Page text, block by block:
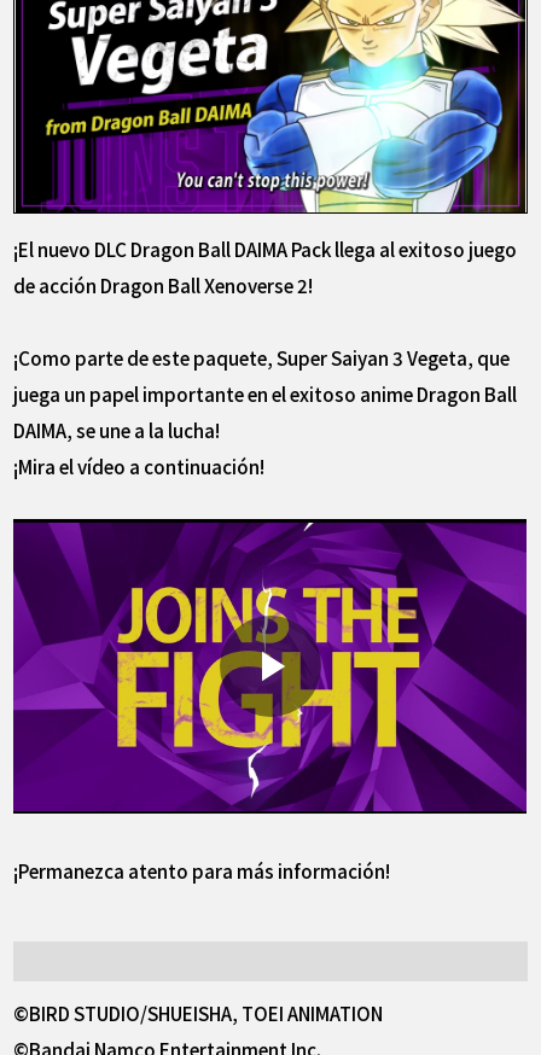
LANGUAGE
EN FR DE ES
¡El nuevo DLC Dragon Ball DAIMA Pack llega al exitoso juego
de acción Dragon Ball Xenoverse 2!
¡Como parte de este paquete, Super Saiyan 3 Vegeta, que
juega un papel importante en el exitoso anime Dragon Ball
DAIMA, se une a la lucha!
¡Mira el vídeo a continuación!
¡Permanezca atento para más información!
©BIRD STUDIO/SHUEISHA, TOEI ANIMATION
©Bandai Namco Entertainment Inc.